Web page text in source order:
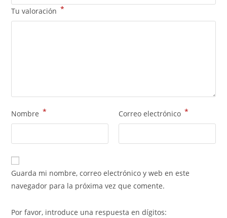
Tu valoración *
Nombre * Correo electrónico *
Guarda mi nombre, correo electrónico y web en este
navegador para la próxima vez que comente.
Por favor, introduce una respuesta en dígitos: